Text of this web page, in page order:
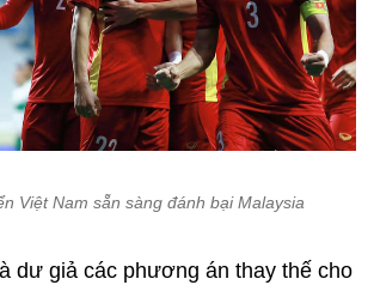
Việt Nam sẵn sàng đánh bại Malaysia
dư giả các phương án thay thế cho